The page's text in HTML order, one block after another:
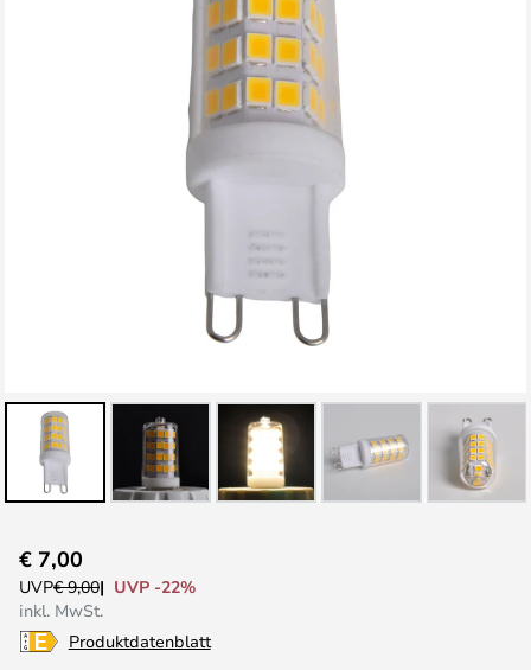
Anfang
der
Bildgalerie
springen
€ 7,00
UVP€ 9,00
UVP -22%
inkl. MwSt.
Produktdatenblatt